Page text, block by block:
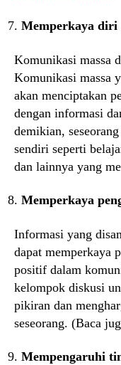
Memperkaya diri
Komunikasi massa
Komunikasi massa
akan menciptakan
dengan informasi
demikian,
sendiri seperti
dan lainnya yang
Memperkaya
Informasi yang
dapat memperkaya
positif dalam
kelompok diskusi
pikiran dan
seseorang. (Baca
Mempengaruhi